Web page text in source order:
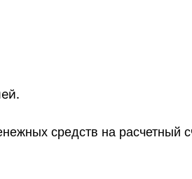
5000 рублей.
средств на расчетный